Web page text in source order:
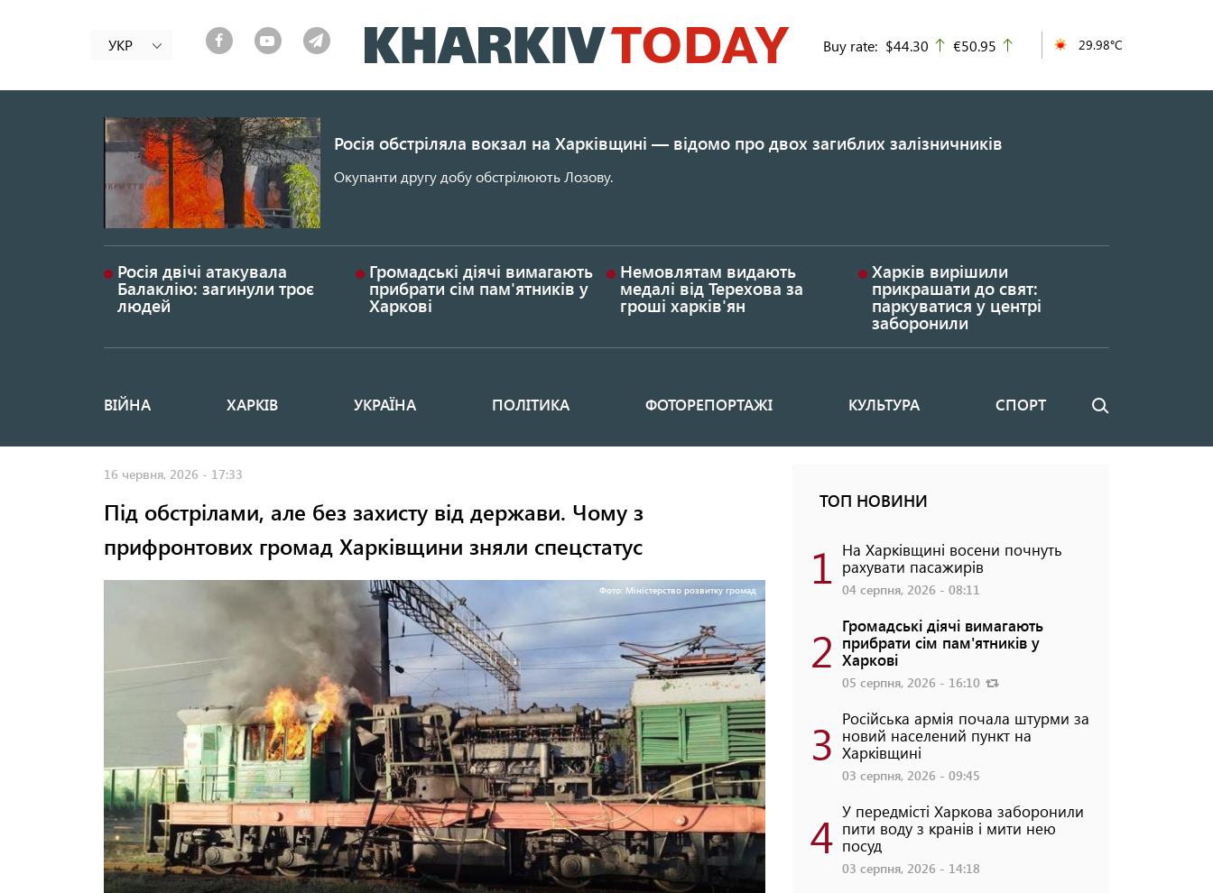
до
основного
УКР Buy rate: $44.30 up
€50.95 29.98°C
Росія обстріляла вокзал на Харківщині — відомо про двох загиблих залізничників
Окупанти другу добу обстрілюють Лозову.
Росія двічі атакувала
Балаклію: загинули троє
людей
Громадські діячі вимагають
прибрати сім пам'ятників у
Харкові
Немовлятам видають
медалі від Терехова за
гроші харків'ян
Харків вирішили
прикрашати до свят:
паркуватися у центрі
заборонили
Основная
ВІЙНА ХАРКІВ УКРАЇНА ПОЛІТИКА ФОТОРЕПОРТАЖІ КУЛЬТУРА СПОРТ Пошук
16 червня, 2026 - 17:33
Під обстрілами, але без захисту від держави. Чому з
прифронтових громад Харківщини зняли спецстатус
Фото: Міністерство розвитку громад
ТОП НОВИНИ
1 На Харківщині восени почнуть
рахувати пасажирів
04 серпня, 2026 - 08:11
2 Громадські діячі вимагають
прибрати сім пам'ятників у
Харкові
05 серпня, 2026 - 16:10
3 Російська армія почала штурми за
новий населений пункт на
Харківщині
03 серпня, 2026 - 09:45
4 У передмісті Харкова заборонили
пити воду з кранів і мити нею
посуд
03 серпня, 2026 - 14:18